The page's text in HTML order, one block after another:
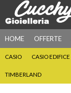
HOME OFFERTE
CASIO CASIO EDIFICE
TIMBERLAND